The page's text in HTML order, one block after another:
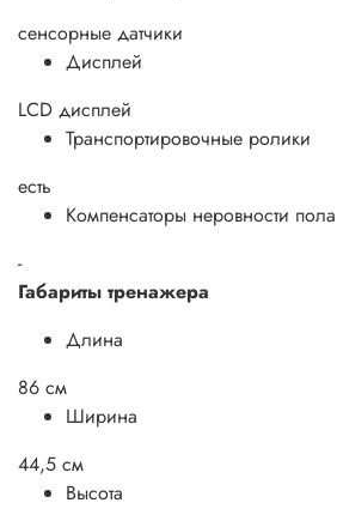
сенсорные датчики
Дисплей
LCD дисплей
Транспортировочные ролики
есть
Компенсаторы неровности пола
-
Габариты тренажера
Длина
86 см
Ширина
44,5 см
Высота